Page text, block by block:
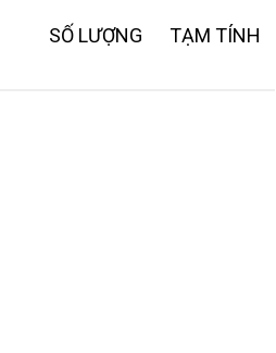
SỐ LƯỢNG TẠM TÍNH